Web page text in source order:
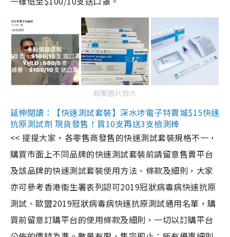
點擊圖片放大
延伸閱讀：【快速測試套裝】深水埗電子特賣城$15快速
抗原測試劑 現貨發售！買10支再送3支檢測棒
<< 提提大家，各零售商發售的快速測試套裝規格不一，
購買市面上不同品牌的快速測試套裝前請留意售賣平台
及該品牌的快速測試套裝使用方法、條款及細則，大家
亦可參考香港衞生署表列認可2019冠狀病毒病快速抗原
測試、歐盟2019冠狀病毒病快速抗原測試通用名單，購
買前留意訂購平台的使用條款及細則，一切以訂購平台